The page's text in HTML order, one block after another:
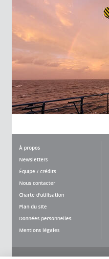
À propos
Newsletters
Équipe / crédits
Nous contacter
Charte d'utilisation
Plan du site
Données personnelles
Mentions légales